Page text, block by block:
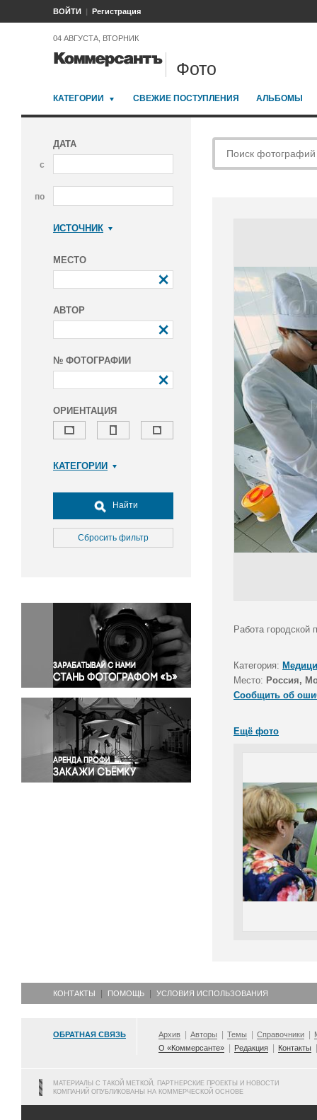
ВОЙТИ Регистрация
04 АВГУСТА, ВТОРНИК
Фото
КАТЕГОРИИ СВЕЖИЕ ПОСТУПЛЕНИЯ АЛЬБОМЫ
ДАТА
с
по
ИСТОЧНИК
МЕСТО
АВТОР
№ ФОТОГРАФИИ
ОРИЕНТАЦИЯ
КАТЕГОРИИ
Досуг, туризм и отдых
Культура
Медицина
Окружающая среда
Политика
Правосудие
Происшествия и конфликты
Религия
Светская жизнь
Спорт
Экология
Экономика и бизнес
Найти
Сбросить фильтр
Работа городской
Категория:
Место: Россия,
Сообщить об
Ещё фото
КОНТАКТЫ ПОМОЩЬ УСЛОВИЯ ИСПОЛЬЗОВАНИЯ
ОБРАТНАЯ СВЯЗЬ Архив Авторы Темы Справочники
О «Коммерсанте»
Редакция Контакты
МАТЕРИАЛЫ С ТАКОЙ МЕТКОЙ, ПАРТНЕРСКИЕ ПРОЕКТЫ И НОВОСТИ
КОМПАНИЙ ОПУБЛИКОВАНЫ НА КОММЕРЧЕСКОЙ ОСНОВЕ